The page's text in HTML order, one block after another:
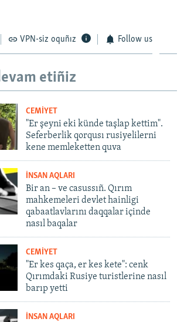
VPN-siz oquñız Follow us
etiñiz
CEMİYET
"Er şeyni eki künde taşlap kettim".
Seferberlik qorqusı rusiyelilerni
kene memleketten quva
İNSAN AQLARI
Bir an – ve casussıñ. Qırım
mahkemeleri devlet hainligi
qabaatlavlarını daqqalar içinde
nasıl baqalar
CEMİYET
"Er kes qaça, er kes kete": cenk
Qırımdaki Rusiye turistlerine nasıl
barıp yetti
İNSAN AQLARI